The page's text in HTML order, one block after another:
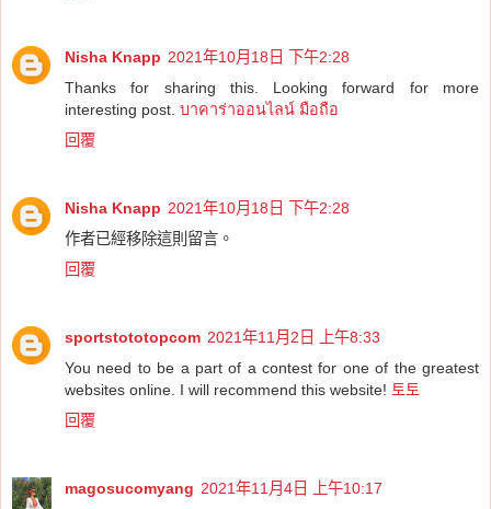
Nisha Knapp 2021年10月18日 下午2:28
Thanks for sharing this. Looking forward for more
interesting post. บาคาร่าออนไลน์ มือถือ
回覆
Nisha Knapp 2021年10月18日 下午2:28
作者已經移除這則留言。
回覆
sportstototopcom 2021年11月2日 上午8:33
You need to be a part of a contest for one of the greatest
websites online. I will recommend this website! 토토
回覆
magosucomyang 2021年11月4日 上午10:17